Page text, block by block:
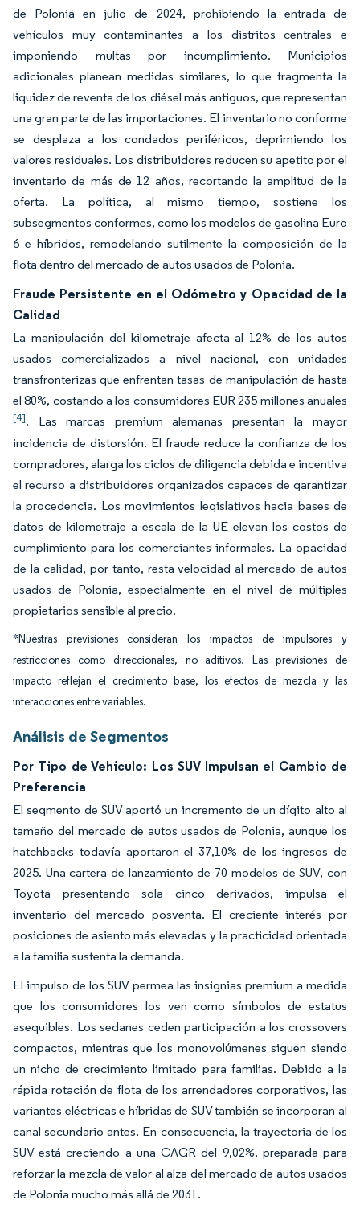
de Polonia en julio de 2024, prohibiendo la entrada de
vehículos muy contaminantes a los distritos centrales e
imponiendo multas por incumplimiento. Municipios
adicionales planean medidas similares, lo que fragmenta la
liquidez de reventa de los diésel más antiguos, que representan
una gran parte de las importaciones. El inventario no conforme
se desplaza a los condados periféricos, deprimiendo los
valores residuales. Los distribuidores reducen su apetito por el
inventario de más de 12 años, recortando la amplitud de la
oferta. La política, al mismo tiempo, sostiene los
subsegmentos conformes, como los modelos de gasolina Euro
6 e híbridos, remodelando sutilmente la composición de la
flota dentro del mercado de autos usados de Polonia.
Fraude Persistente en el Odómetro y Opacidad de la
Calidad
La manipulación del kilometraje afecta al 12% de los autos
usados comercializados a nivel nacional, con unidades
transfronterizas que enfrentan tasas de manipulación de hasta
el 80%, costando a los consumidores EUR 235 millones anuales
[4]. Las marcas premium alemanas presentan la mayor
incidencia de distorsión. El fraude reduce la confianza de los
compradores, alarga los ciclos de diligencia debida e incentiva
el recurso a distribuidores organizados capaces de garantizar
la procedencia. Los movimientos legislativos hacia bases de
datos de kilometraje a escala de la UE elevan los costos de
cumplimiento para los comerciantes informales. La opacidad
de la calidad, por tanto, resta velocidad al mercado de autos
usados de Polonia, especialmente en el nivel de múltiples
propietarios sensible al precio.
*Nuestras previsiones consideran los impactos de impulsores y
restricciones como direccionales, no aditivos. Las previsiones de
impacto reflejan el crecimiento base, los efectos de mezcla y las
interacciones entre variables.
Análisis de Segmentos
Por Tipo de Vehículo: Los SUV Impulsan el Cambio de
Preferencia
El segmento de SUV aportó un incremento de un dígito alto al
tamaño del mercado de autos usados de Polonia, aunque los
hatchbacks todavía aportaron el 37,10% de los ingresos de
2025. Una cartera de lanzamiento de 70 modelos de SUV, con
Toyota presentando sola cinco derivados, impulsa el
inventario del mercado posventa. El creciente interés por
posiciones de asiento más elevadas y la practicidad orientada
a la familia sustenta la demanda.
El impulso de los SUV permea las insignias premium a medida
que los consumidores los ven como símbolos de estatus
asequibles. Los sedanes ceden participación a los crossovers
compactos, mientras que los monovolúmenes siguen siendo
un nicho de crecimiento limitado para familias. Debido a la
rápida rotación de flota de los arrendadores corporativos, las
variantes eléctricas e híbridas de SUV también se incorporan al
canal secundario antes. En consecuencia, la trayectoria de los
SUV está creciendo a una CAGR del 9,02%, preparada para
reforzar la mezcla de valor al alza del mercado de autos usados
de Polonia mucho más allá de 2031.